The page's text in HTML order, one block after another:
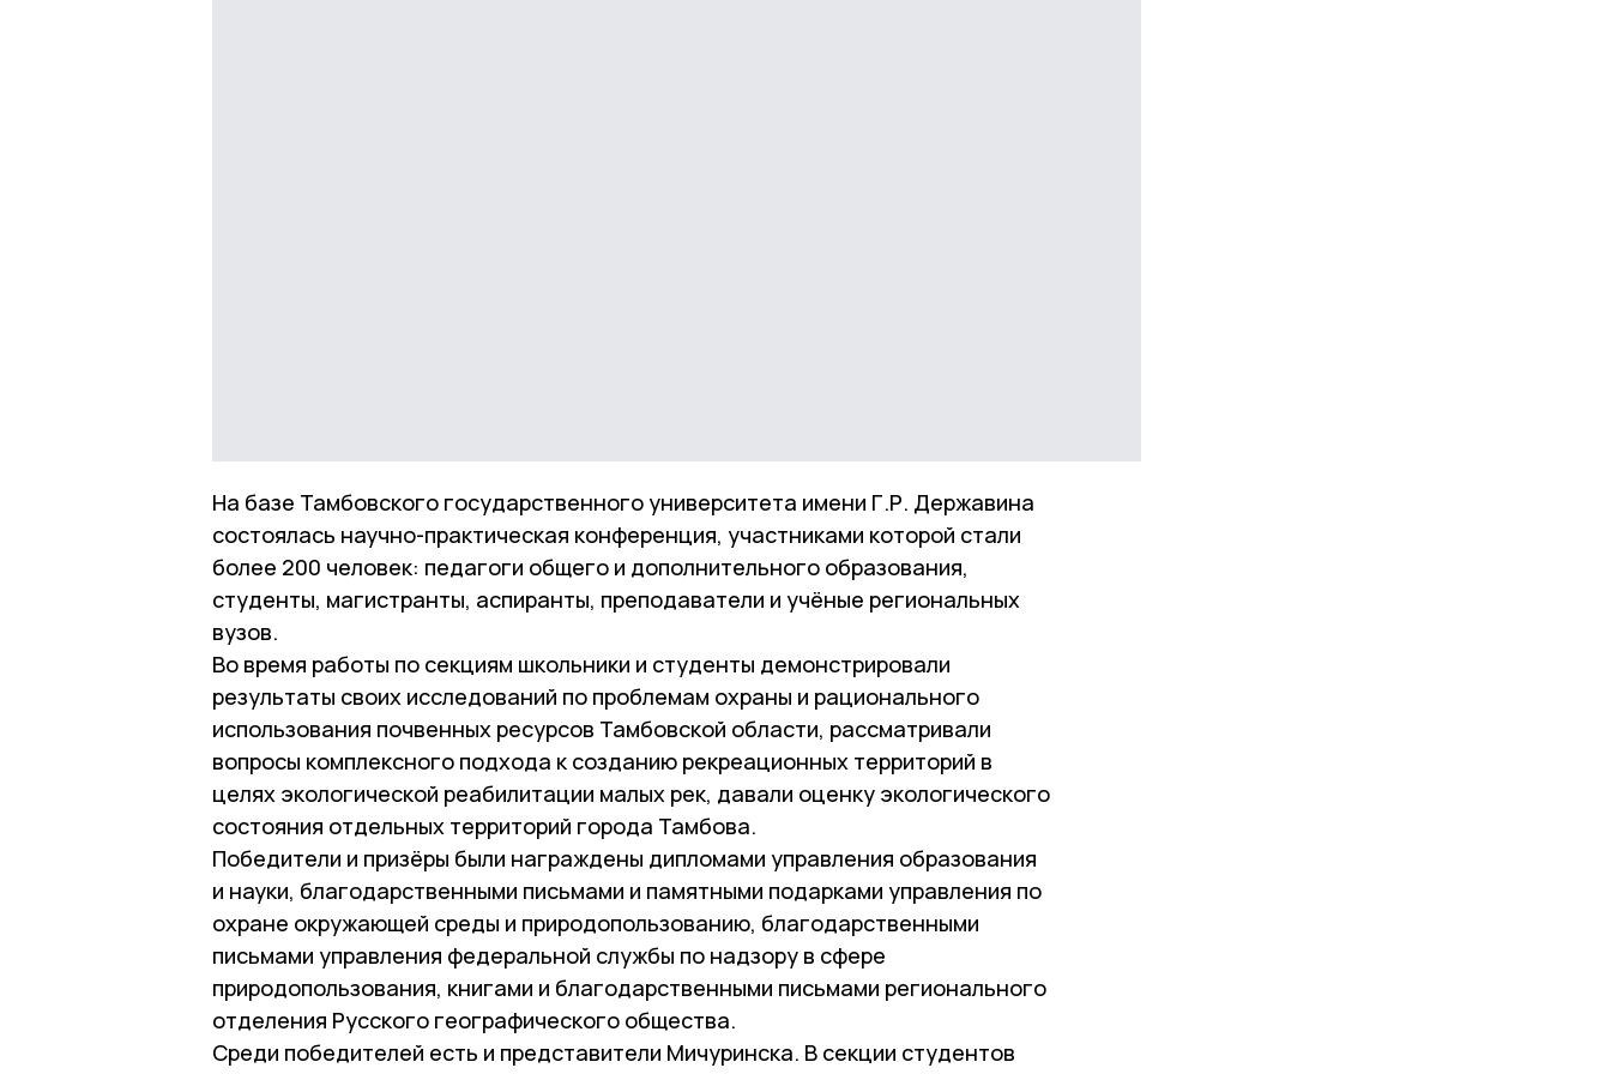
На базе Тамбовского государственного университета имени Г.Р. Державина
состоялась научно-практическая конференция, участниками которой стали
более 200 человек: педагоги общего и дополнительного образования,
студенты, магистранты, аспиранты, преподаватели и учёные региональных
вузов.
Во время работы по секциям школьники и студенты демонстрировали
результаты своих исследований по проблемам охраны и рационального
использования почвенных ресурсов Тамбовской области, рассматривали
вопросы комплексного подхода к созданию рекреационных территорий в
целях экологической реабилитации малых рек, давали оценку экологического
состояния отдельных территорий города Тамбова.
Победители и призёры были награждены дипломами управления образования
и науки, благодарственными письмами и памятными подарками управления по
охране окружающей среды и природопользованию, благодарственными
письмами управления федеральной службы по надзору в сфере
природопользования, книгами и благодарственными письмами регионального
отделения Русского географического общества.
Среди победителей есть и представители Мичуринска. В секции студентов